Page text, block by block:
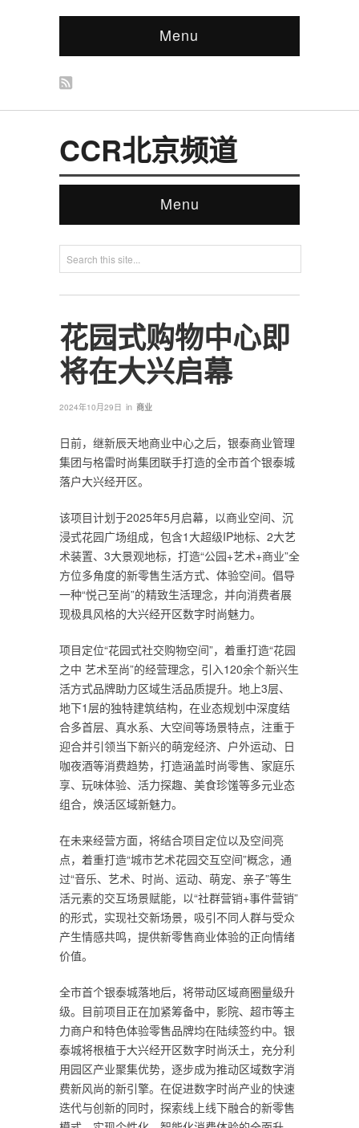
Menu
CCR北京频道
Menu
花园式购物中心即
将在大兴启幕
2024年10月29日 in 商业
日前，继新辰天地商业中心之后，银泰商业管理
集团与格雷时尚集团联手打造的全市首个银泰城
落户大兴经开区。
该项目计划于2025年5月启幕，以商业空间、沉
浸式花园广场组成，包含1大超级IP地标、2大艺
术装置、3大景观地标，打造“公园+艺术+商业”全
方位多角度的新零售生活方式、体验空间。倡导
一种“悦己至尚”的精致生活理念，并向消费者展
现极具风格的大兴经开区数字时尚魅力。
项目定位“花园式社交购物空间”，着重打造“花园
之中 艺术至尚”的经营理念，引入120余个新兴生
活方式品牌助力区域生活品质提升。地上3层、
地下1层的独特建筑结构，在业态规划中深度结
合多首层、真水系、大空间等场景特点，注重于
迎合并引领当下新兴的萌宠经济、户外运动、日
咖夜酒等消费趋势，打造涵盖时尚零售、家庭乐
享、玩味体验、活力探趣、美食珍馐等多元业态
组合，焕活区域新魅力。
在未来经营方面，将结合项目定位以及空间亮
点，着重打造“城市艺术花园交互空间”概念，通
过“音乐、艺术、时尚、运动、萌宠、亲子”等生
活元素的交互场景赋能，以“社群营销+事件营销”
的形式，实现社交新场景，吸引不同人群与受众
产生情感共鸣，提供新零售商业体验的正向情绪
价值。
全市首个银泰城落地后，将带动区域商圈量级升
级。目前项目正在加紧筹备中，影院、超市等主
力商户和特色体验零售品牌均在陆续签约中。银
泰城将根植于大兴经开区数字时尚沃土，充分利
用园区产业聚集优势，逐步成为推动区域数字消
费新风尚的新引擎。在促进数字时尚产业的快速
迭代与创新的同时，探索线上线下融合的新零售